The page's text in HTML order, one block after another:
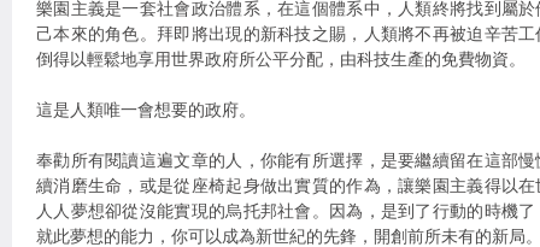
樂園主義是一套社會政治體系，在這個體系中，人類終將找到屬
己本來的角色。拜即將出現的新科技之賜，人類將不再被迫辛苦
倒得以輕鬆地享用世界政府所公平分配，由科技生產的免費物資。
這是人類唯一會想要的政府。
奉勸所有閱讀這遍文章的人，你能有所選擇，是要繼續留在這部
續消磨生命，或是從座椅起身做出實質的作為，讓樂園主義得以
人人夢想卻從沒能實現的烏托邦社會。因為，是到了行動的時機
就此夢想的能力，你可以成為新世紀的先鋒，開創前所未有的新局